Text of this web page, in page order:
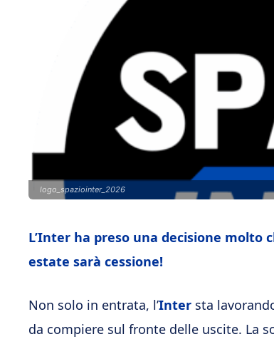
logo_spaziointer_2026
L’Inter ha preso una decisione
estate sarà cessione!
Non solo in entrata, l’Inter sta
da compiere sul fronte delle uscite. La